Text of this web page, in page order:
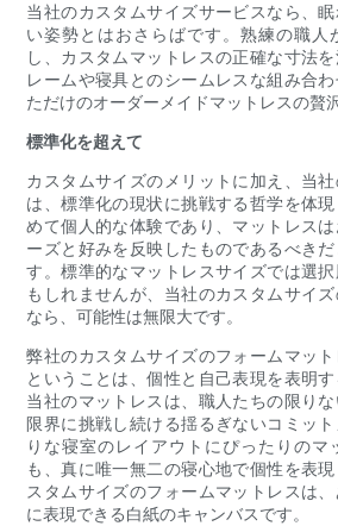
当社のカスタムサイズサービスなら、
い姿勢とはおさらばです。熟練の職人
し、カスタムマットレスの正確な寸法
レームや寝具とのシームレスな組み合
ただけのオーダーメイドマットレスの贅
標準化を超えて
カスタムサイズのメリットに加え、当
は、標準化の現状に挑戦する哲学を体
めて個人的な体験であり、マットレス
ーズと好みを反映したものであるべき
す。標準的なマットレスサイズでは選
もしれませんが、当社のカスタムサイ
なら、可能性は無限大です。
弊社のカスタムサイズのフォームマッ
ということは、個性と自己表現を表明す
当社のマットレスは、職人たちの限り
限界に挑戦し続ける揺るぎないコミッ
りな寝室のレイアウトにぴったりのマ
も、真に唯一無二の寝心地で個性を表
スタムサイズのフォームマットレスは
に表現できる白紙のキャンバスです。